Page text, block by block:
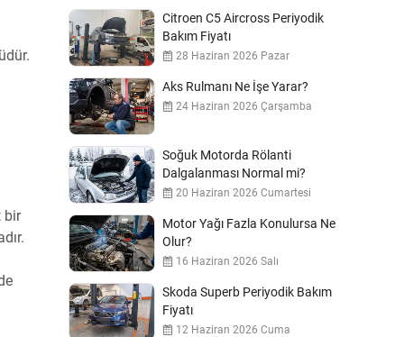
bir
Citroen C5 Aircross Periyodik
Bakım Fiyatı
28 Haziran 2026 Pazar
Aks Rulmanı Ne İşe Yarar?
24 Haziran 2026 Çarşamba
Soğuk Motorda Rölanti
Dalgalanması Normal mi?
20 Haziran 2026 Cumartesi
Motor Yağı Fazla Konulursa Ne
Olur?
16 Haziran 2026 Salı
Skoda Superb Periyodik Bakım
Fiyatı
12 Haziran 2026 Cuma